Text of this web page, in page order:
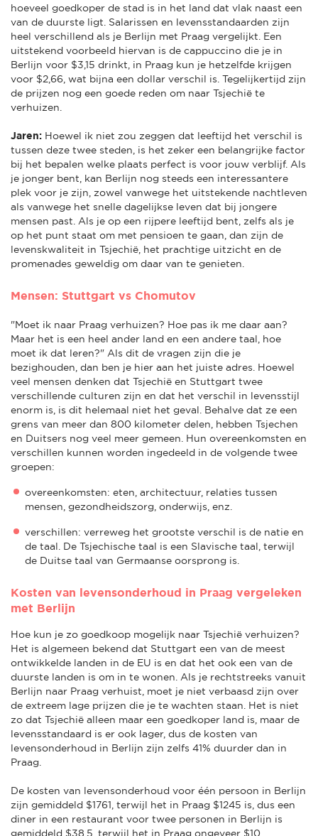
hoeveel goedkoper de stad is in het land dat vlak naast een
van de duurste ligt. Salarissen en levensstandaarden zijn
heel verschillend als je Berlijn met Praag vergelijkt. Een
uitstekend voorbeeld hiervan is de cappuccino die je in
Berlijn voor $3,15 drinkt, in Praag kun je hetzelfde krijgen
voor $2,66, wat bijna een dollar verschil is. Tegelijkertijd zijn
de prijzen nog een goede reden om naar Tsjechië te
verhuizen.
Jaren: Hoewel ik niet zou zeggen dat leeftijd het verschil is
tussen deze twee steden, is het zeker een belangrijke factor
bij het bepalen welke plaats perfect is voor jouw verblijf. Als
je jonger bent, kan Berlijn nog steeds een interessantere
plek voor je zijn, zowel vanwege het uitstekende nachtleven
als vanwege het snelle dagelijkse leven dat bij jongere
mensen past. Als je op een rijpere leeftijd bent, zelfs als je
op het punt staat om met pensioen te gaan, dan zijn de
levenskwaliteit in Tsjechië, het prachtige uitzicht en de
promenades geweldig om daar van te genieten.
Mensen: Stuttgart vs Chomutov
"Moet ik naar Praag verhuizen? Hoe pas ik me daar aan?
Maar het is een heel ander land en een andere taal, hoe
moet ik dat leren?" Als dit de vragen zijn die je
bezighouden, dan ben je hier aan het juiste adres. Hoewel
veel mensen denken dat Tsjechië en Stuttgart twee
verschillende culturen zijn en dat het verschil in levensstijl
enorm is, is dit helemaal niet het geval. Behalve dat ze een
grens van meer dan 800 kilometer delen, hebben Tsjechen
en Duitsers nog veel meer gemeen. Hun overeenkomsten en
verschillen kunnen worden ingedeeld in de volgende twee
groepen:
overeenkomsten: eten, architectuur, relaties tussen
mensen, gezondheidszorg, onderwijs, enz.
verschillen: verreweg het grootste verschil is de natie en
de taal. De Tsjechische taal is een Slavische taal, terwijl
de Duitse taal van Germaanse oorsprong is.
Kosten van levensonderhoud in Praag vergeleken
met Berlijn
Hoe kun je zo goedkoop mogelijk naar Tsjechië verhuizen?
Het is algemeen bekend dat Stuttgart een van de meest
ontwikkelde landen in de EU is en dat het ook een van de
duurste landen is om in te wonen. Als je rechtstreeks vanuit
Berlijn naar Praag verhuist, moet je niet verbaasd zijn over
de extreem lage prijzen die je te wachten staan. Het is niet
zo dat Tsjechië alleen maar een goedkoper land is, maar de
levensstandaard is er ook lager, dus de kosten van
levensonderhoud in Berlijn zijn zelfs 41% duurder dan in
Praag.
De kosten van levensonderhoud voor één persoon in Berlijn
zijn gemiddeld $1761, terwijl het in Praag $1245 is, dus een
diner in een restaurant voor twee personen in Berlijn is
gemiddeld $38,5, terwijl het in Praag ongeveer $10